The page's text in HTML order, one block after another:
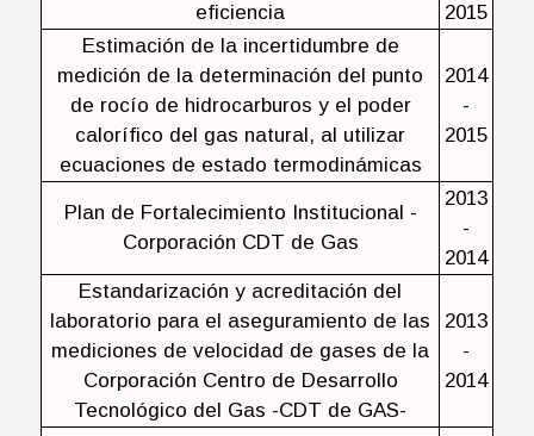
eficiencia
2015
Estimación de la incertidumbre de
medición de la determinación del punto
de rocío de hidrocarburos y el poder
calorífico del gas natural, al utilizar
ecuaciones de estado termodinámicas
2014
-
2015
Plan de Fortalecimiento Institucional -
Corporación CDT de Gas
2013
-
2014
Estandarización y acreditación del
laboratorio para el aseguramiento de las
mediciones de velocidad de gases de la
Corporación Centro de Desarrollo
Tecnológico del Gas -CDT de GAS-
2013
-
2014